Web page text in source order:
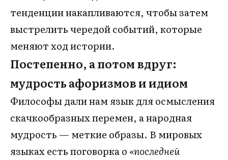
тенденции накапливаются, чтобы затем
выстрелить чередой событий, которые
меняют ход истории.
Постепенно, а потом вдруг:
мудрость афоризмов и идиом
Философы дали нам язык для осмысления
скачкообразных перемен, а народная
мудрость — меткие образы. В мировых
языках есть поговорка о «последней